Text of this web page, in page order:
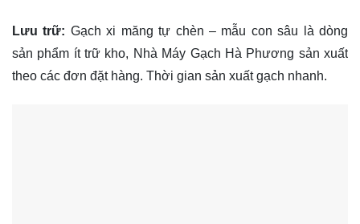
Lưu trữ: Gạch xi măng tự chèn – mẫu con sâu là dòng
sản phẩm ít trữ kho, Nhà Máy Gạch Hà Phương sản xuất
theo các đơn đặt hàng. Thời gian sản xuất gạch nhanh.